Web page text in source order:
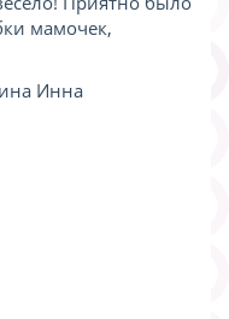
мамочек,
Инна